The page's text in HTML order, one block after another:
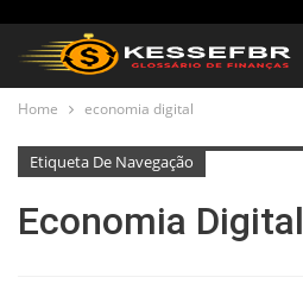
Home economia digital
Etiqueta De Navegação
Economia Digital